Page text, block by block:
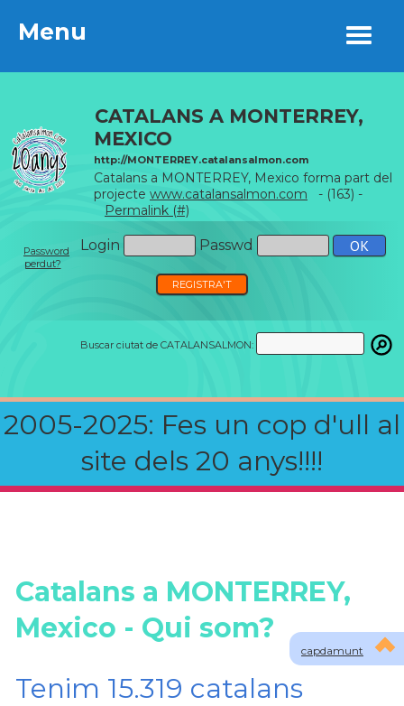
Menu
CATALANS A MONTERREY,
MEXICO
http://MONTERREY.catalansalmon.com
Catalans a MONTERREY, Mexico forma part del
projecte www.catalansalmon.com - (163) -
Permalink (#)
Login Passwd
Password
perdut?
REGISTRA'T
Buscar ciutat de CATALANSALMON:
2005-2025: Fes un cop d'ull al
site dels 20 anys!!!!
Menu
capdamunt
Catalans a MONTERREY,
Mexico - Qui som?
Tenim 15.319 catalans